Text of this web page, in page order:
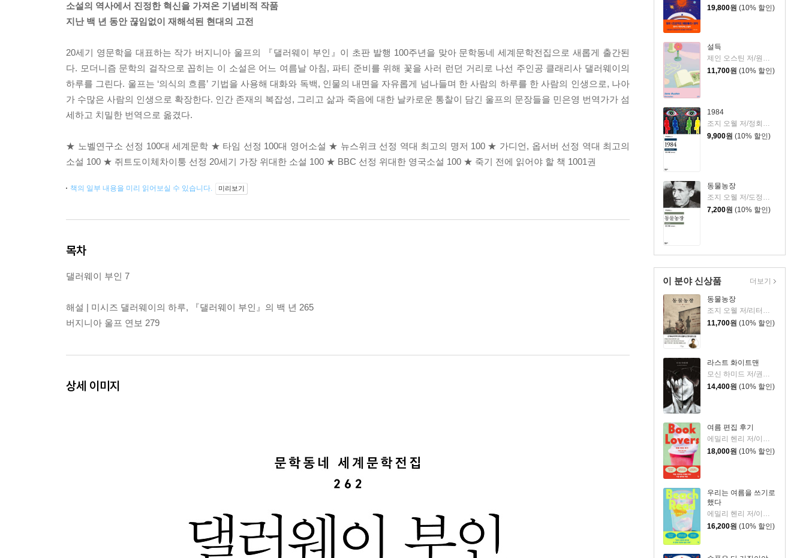
19,800원 (10% 할인)
설득
제인 오스틴 저/원영선,전신화 공역
11,700원 (10% 할인)
1984
조지 오웰 저/정회성 역
9,900원 (10% 할인)
동물농장
조지 오웰 저/도정일 역
7,200원 (10% 할인)
이 분야 신상품
동물농장
11,700원 (10% 할인)
라스트 화이트맨
모신 하미드 저/권상미 역
14,400원 (10% 할인)
여름 편집 후기
에밀리 헨리 저/이미정 역
18,000원 (10% 할인)
우리는 여름을 쓰기로
했다
에밀리 헨리 저/이미정 역
16,200원 (10% 할인)
더보기
소설의 역사에서 진정한 혁신을 가져온 기념비적 작품
지난 백 년 동안 끊임없이 재해석된 현대의 고전
20세기 영문학을 대표하는 작가 버지니아 울프의 『댈러웨이 부인』이 초판 발행 100주년을 맞아 문학동네 세계문학전집으로 새롭게 출간된
다. 모더니즘 문학의 걸작으로 꼽히는 이 소설은 어느 여름날 아침, 파티 준비를 위해 꽃을 사러 런던 거리로 나선 주인공 클래리사 댈러웨이의
하루를 그린다. 울프는 ‘의식의 흐름’ 기법을 사용해 대화와 독백, 인물의 내면을 자유롭게 넘나들며 한 사람의 하루를 한 사람의 인생으로, 나아
가 수많은 사람의 인생으로 확장한다. 인간 존재의 복잡성, 그리고 삶과 죽음에 대한 날카로운 통찰이 담긴 울프의 문장들을 민은영 번역가가 섬
세하고 치밀한 번역으로 옮겼다.
★ 노벨연구소 선정 100대 세계문학 ★ 타임 선정 100대 영어소설 ★ 뉴스위크 선정 역대 최고의 명저 100 ★ 가디언, 옵서버 선정 역대 최고의
소설 100 ★ 쥐트도이체차이퉁 선정 20세기 가장 위대한 소설 100 ★ BBC 선정 위대한 영국소설 100 ★ 죽기 전에 읽어야 할 책 1001권
책의 일부 내용을 미리 읽어보실 수 있습니다. 미리보기
목차
댈러웨이 부인 7
해설 | 미시즈 댈러웨이의 하루, 『댈러웨이 부인』의 백 년 265
버지니아 울프 연보 279
상세 이미지